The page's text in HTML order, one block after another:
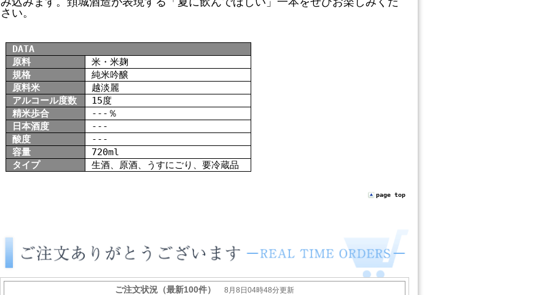
さい。
DATA
原料
米・米麹
規格
純米吟醸
原料米
越淡麗
アルコール度数
15度
精米歩合
---％
日本酒度
---
酸度
---
容量
720ml
タイプ
生酒、原酒、うすにごり、要冷蔵品
page top